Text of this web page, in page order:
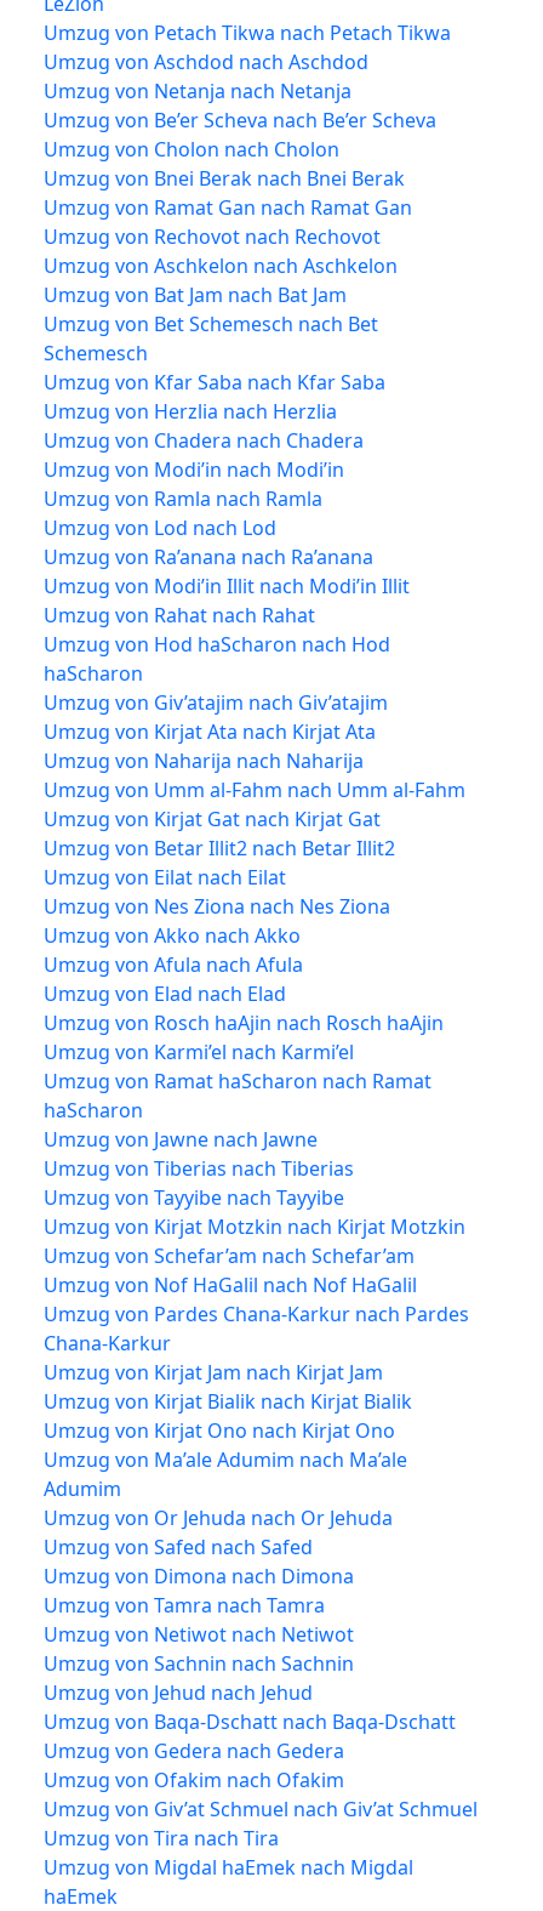
Umzug von Petach Tikwa nach Petach Tikwa
Umzug von Aschdod nach Aschdod
Umzug von Netanja nach Netanja
Umzug von Be’er Scheva nach Be’er Scheva
Umzug von Cholon nach Cholon
Umzug von Bnei Berak nach Bnei Berak
Umzug von Ramat Gan nach Ramat Gan
Umzug von Rechovot nach Rechovot
Umzug von Aschkelon nach Aschkelon
Umzug von Bat Jam nach Bat Jam
Umzug von Bet Schemesch nach Bet
Schemesch
Umzug von Kfar Saba nach Kfar Saba
Umzug von Herzlia nach Herzlia
Umzug von Chadera nach Chadera
Umzug von Modi’in nach Modi’in
Umzug von Ramla nach Ramla
Umzug von Lod nach Lod
Umzug von Ra’anana nach Ra’anana
Umzug von Modi’in Illit nach Modi’in Illit
Umzug von Rahat nach Rahat
Umzug von Hod haScharon nach Hod
haScharon
Umzug von Giv’atajim nach Giv’atajim
Umzug von Kirjat Ata nach Kirjat Ata
Umzug von Naharija nach Naharija
Umzug von Umm al-Fahm nach Umm al-Fahm
Umzug von Kirjat Gat nach Kirjat Gat
Umzug von Betar Illit2 nach Betar Illit2
Umzug von Eilat nach Eilat
Umzug von Nes Ziona nach Nes Ziona
Umzug von Akko nach Akko
Umzug von Afula nach Afula
Umzug von Elad nach Elad
Umzug von Rosch haAjin nach Rosch haAjin
Umzug von Karmi’el nach Karmi’el
Umzug von Ramat haScharon nach Ramat
haScharon
Umzug von Jawne nach Jawne
Umzug von Tiberias nach Tiberias
Umzug von Tayyibe nach Tayyibe
Umzug von Kirjat Motzkin nach Kirjat Motzkin
Umzug von Schefar’am nach Schefar’am
Umzug von Nof HaGalil nach Nof HaGalil
Umzug von Pardes Chana-Karkur nach Pardes
Chana-Karkur
Umzug von Kirjat Jam nach Kirjat Jam
Umzug von Kirjat Bialik nach Kirjat Bialik
Umzug von Kirjat Ono nach Kirjat Ono
Umzug von Ma’ale Adumim nach Ma’ale
Adumim
Umzug von Or Jehuda nach Or Jehuda
Umzug von Safed nach Safed
Umzug von Dimona nach Dimona
Umzug von Tamra nach Tamra
Umzug von Netiwot nach Netiwot
Umzug von Sachnin nach Sachnin
Umzug von Jehud nach Jehud
Umzug von Baqa-Dschatt nach Baqa-Dschatt
Umzug von Gedera nach Gedera
Umzug von Ofakim nach Ofakim
Umzug von Giv’at Schmuel nach Giv’at Schmuel
Umzug von Tira nach Tira
Umzug von Migdal haEmek nach Migdal
haEmek